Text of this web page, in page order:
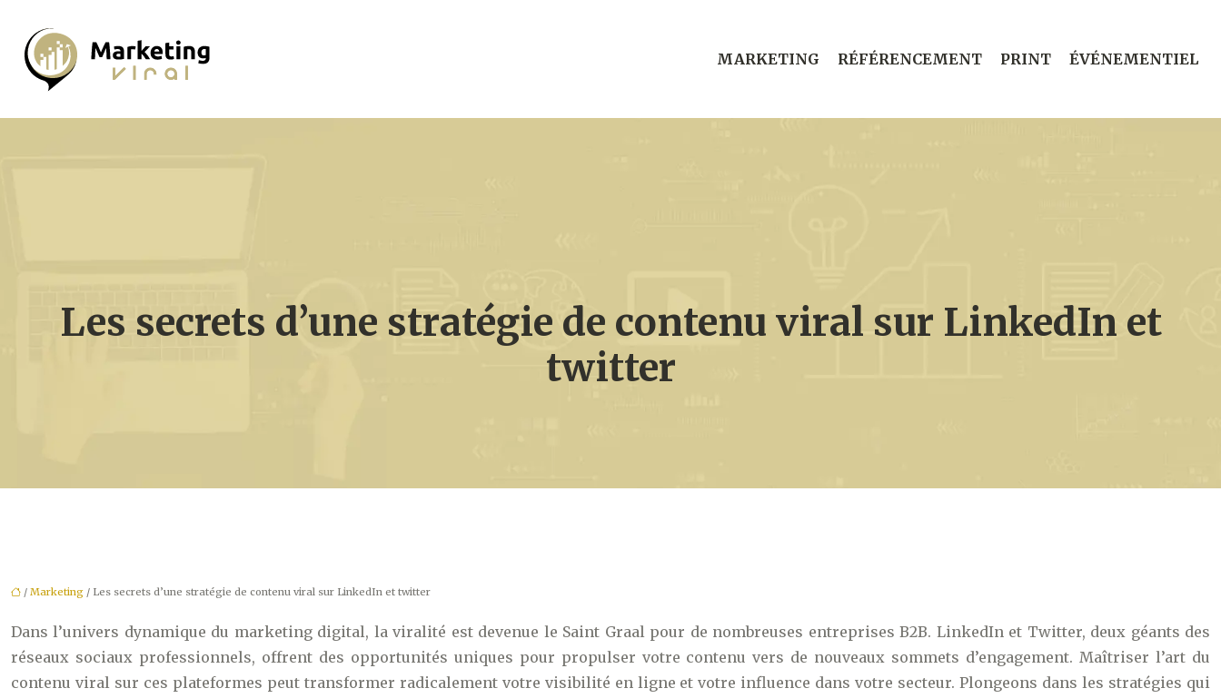
MARKETING RÉFÉRENCEMENT PRINT ÉVÉNEMENTIEL
Les secrets d’une stratégie de contenu viral sur LinkedIn et
twitter
/ Marketing / Les secrets d’une stratégie de contenu viral sur LinkedIn et twitter
Dans l’univers dynamique du marketing digital, la viralité est devenue le Saint Graal pour de nombreuses entreprises B2B. LinkedIn et Twitter, deux géants des
réseaux sociaux professionnels, offrent des opportunités uniques pour propulser votre contenu vers de nouveaux sommets d’engagement. Maîtriser l’art du
contenu viral sur ces plateformes peut transformer radicalement votre visibilité en ligne et votre influence dans votre secteur. Plongeons dans les stratégies qui